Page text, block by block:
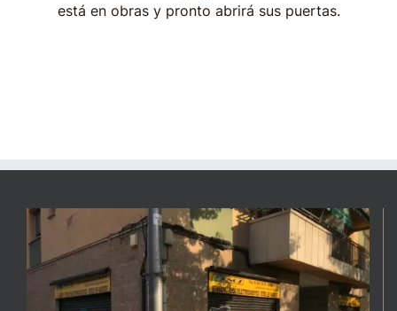
está en obras y pronto abrirá sus puertas.